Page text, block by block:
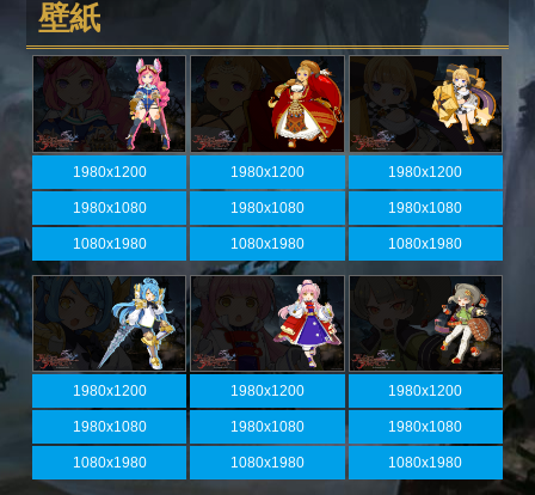
壁紙
1980x1200
1980x1080
1080x1980
1980x1200
1980x1080
1080x1980
1980x1200
1980x1080
1080x1980
1980x1200
1980x1080
1080x1980
1980x1200
1980x1080
1080x1980
1980x1200
1980x1080
1080x1980